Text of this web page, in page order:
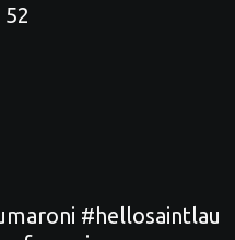
#hellosaintlau